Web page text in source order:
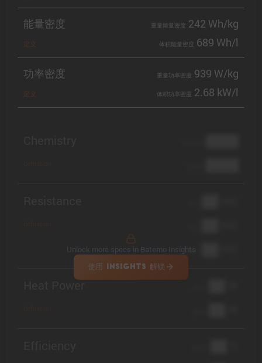
能量密度
定义
重量能量密度 242 Wh/kg
体积能量密度 689 Wh/l
功率密度
定义
重量功率密度 939 W/kg
体积功率密度 2.68 kW/l
DCIR
Heat Power
Unlock more specs in Batemo Insights
使用 INSIGHTS 解锁